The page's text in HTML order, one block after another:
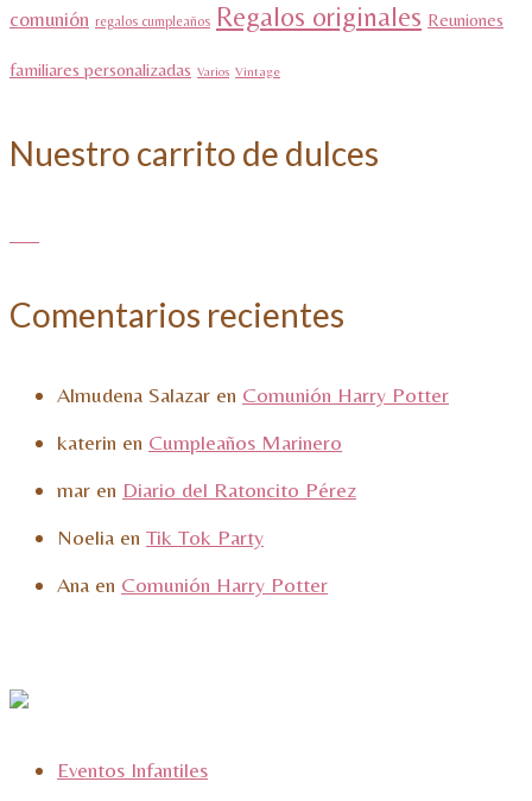
comunión regalos cumpleaños Regalos originales Reuniones
familiares personalizadas Varios Vintage
Nuestro carrito de dulces
Comentarios recientes
Almudena Salazar en Comunión Harry Potter
katerin en Cumpleaños Marinero
mar en Diario del Ratoncito Pérez
Noelia en Tik Tok Party
Ana en Comunión Harry Potter
Eventos Infantiles